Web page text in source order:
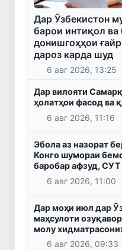
Дар Ӯзбекистон
барои интиқол
донишгоҳҳои
дароз карда шуд
6 авг 2026, 13:25
Дар вилояти
ҳолатҳои фасод ва
6 авг 2026, 11:16
Эбола аз назорат
Конго шумораи
баробар афзуд, СУТ
6 авг 2026, 11:00
Дар моҳи июл дар
маҳсулоти
молу
6 авг 2026, 09:33